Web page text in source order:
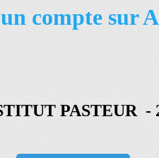
compte sur
PASTEUR -